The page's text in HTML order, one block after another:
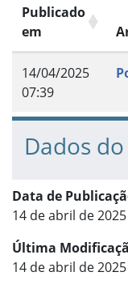
Publicado
em
14/04/2025
07:39
Dados
Data de
14 de abril de
Última
14 de abril de